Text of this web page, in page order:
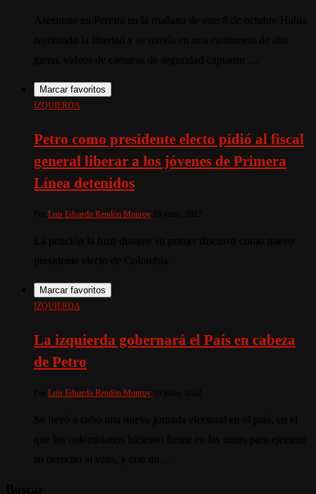
Marcar favoritos
IZQUIERDA
Petro como presidente electo pidió al fiscal
general liberar a los jóvenes de Primera
Línea detenidos
Luis Eduardo Rendón Monroy
Marcar favoritos
IZQUIERDA
La izquierda gobernará el País en cabeza
de Petro
Luis Eduardo Rendón Monroy